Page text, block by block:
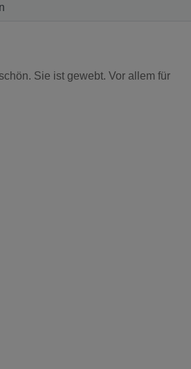
Sie ist gewebt. Vor allem für